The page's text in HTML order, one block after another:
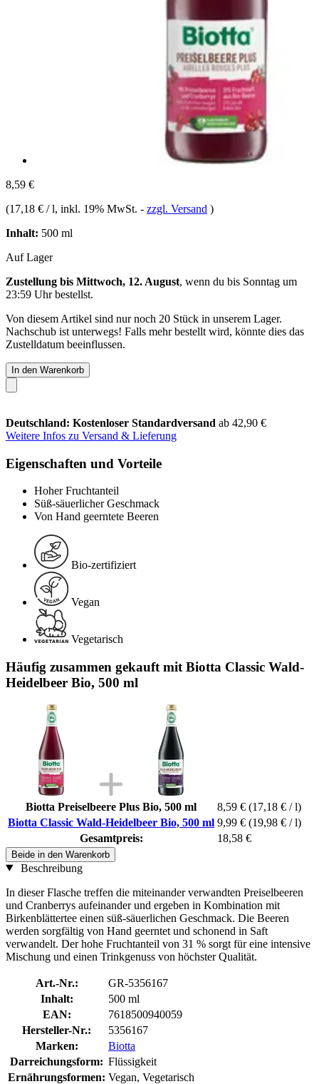
8,59 €
(17,18 € / l, inkl. 19% MwSt. - zzgl. Versand )
Inhalt: 500 ml
Auf Lager
Zustellung bis Mittwoch, 12. August, wenn du bis Sonntag um
23:59 Uhrbestellst.
Von diesem Artikel sind nur noch 20 Stück in unserem Lager.
Nachschub ist unterwegs! Falls mehr bestellt wird, könnte dies das
Zustelldatum beeinflussen.
In den Warenkorb
Deutschland: Kostenloser Standardversand ab 42,90 €
Weitere Infos zu Versand & Lieferung
Eigenschaften und Vorteile
Hoher Fruchtanteil
Süß-säuerlicher Geschmack
Von Hand geerntete Beeren
Bio-zertifiziert
Vegan
Vegetarisch
Häufig zusammen gekauft mit Biotta Classic Wald-
Heidelbeer Bio, 500 ml
Biotta Preiselbeere Plus Bio, 500 ml 8,59 € (17,18 € / l)
Biotta Classic Wald-Heidelbeer Bio, 500 ml 9,99 € (19,98 € / l)
Gesamtpreis:
18,58 €
Beide in den Warenkorb
Beschreibung
In dieser Flasche treffen die miteinander verwandten Preiselbeeren
und Cranberrys aufeinander und ergeben in Kombination mit
Birkenblättertee einen süß-säuerlichen Geschmack. Die Beeren
werden sorgfältig von Hand geerntet und schonend in Saft
verwandelt. Der hohe Fruchtanteil von 31 % sorgt für eine intensive
Mischung und einen Trinkgenuss von höchster Qualität.
Art.-Nr.:
GR-5356167
Inhalt:
500 ml
EAN:
7618500940059
Hersteller-Nr.:
5356167
Marken:
Biotta
Darreichungsform: Flüssigkeit
Ernährungsformen: Vegan, Vegetarisch